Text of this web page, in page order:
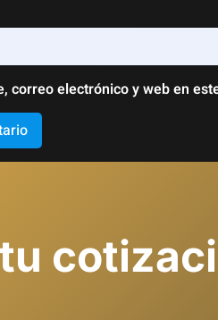
correo electrónico y web en